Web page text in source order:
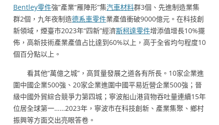
Bentley零件強”產業“雁陣形”集汽車材料群3個、先進制造業集
群2個，九年夜制造德系車零件業產值衝破9000億元。在科技創
新領域，煙臺市2023年“四新”經濟斯柯達零件增添值增長10%擺
佈，高新技術產業產值占比達到60%以上，高于全省均勻程度10
個百分點以上。
看其他“萬億之城”，高質量發展之道各有所長。10家企業進
圍中國企業500強、20家企業進圍中國平易近營企業500強；晉
級中國外貿綜合競爭力第四城；寧波船山港貨物吞吐量連續15年
位居全球第一……2023年，寧波市在科技創新、產業集聚、鄉村
振興等方面交出亮眼答卷。